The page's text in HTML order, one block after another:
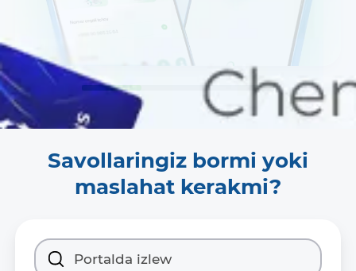
Savollaringiz bormi yoki
maslahat kerakmi?